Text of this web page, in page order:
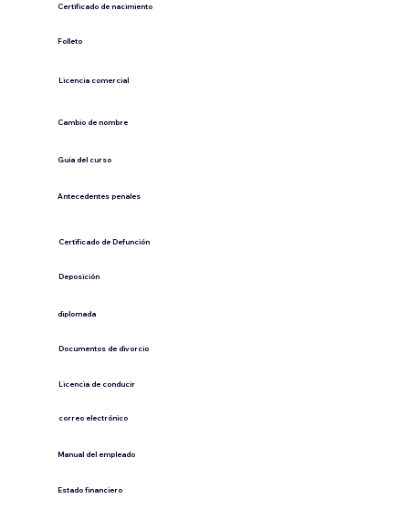
Certificado de nacimiento
Folleto
​Licencia comercial
Cambio de nombre
Guía del curso
Antecedentes penales
​Certificado de Defunción
​Deposición
diplomada
Documentos de divorcio
Licencia de conducir
​correo electrónico
Manual del empleado
Estado financiero